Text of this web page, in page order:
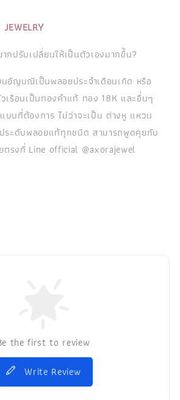
ปรับเปลี่ยนให้เป็นตัวเองมากขึ้น?
อัญมณีเป็นพลอยประจำเดือนเกิด หรือ
เรือนเป็นทองคำแท้ ทอง 18K และอื่นๆ
บบที่ต้องการ ไม่ว่าจะเป็น ต่างหู แหวน
ระดับพลอยแท้ทุกชนิด สามารถพูดคุยกับ
ยตรงที่ Line official @axorajewel
the first to review
Write Review